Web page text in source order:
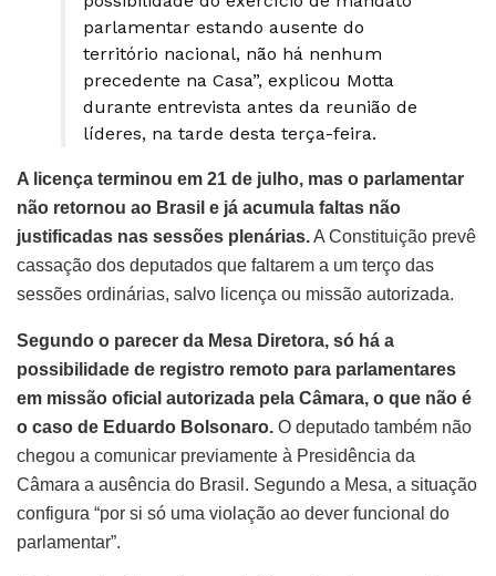
parlamentar estando ausente do
território nacional, não há nenhum
precedente na Casa”, explicou Motta
durante entrevista antes da reunião de
líderes, na tarde desta terça-feira.
A licença terminou em 21 de julho, mas o parlamentar
não retornou ao Brasil e já acumula faltas não
justificadas nas sessões plenárias.A Constituição prevê
cassação dos deputados que faltarem a um terço das
sessões ordinárias, salvo licença ou missão autorizada.
Segundo o parecer da Mesa Diretora, só há a
possibilidade de registro remoto para parlamentares
em missão oficial autorizada pela Câmara, o que não é
o caso de Eduardo Bolsonaro. O deputado também não
chegou a comunicar previamente à Presidência da
Câmara a ausência do Brasil. Segundo a Mesa, a situação
configura “por si só uma violação ao dever funcional do
parlamentar”.